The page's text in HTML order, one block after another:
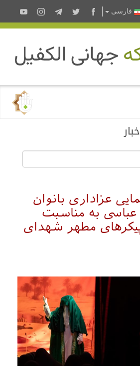
فارسى
عزاداری بانوان
به مناسبت
مطهر شهدای